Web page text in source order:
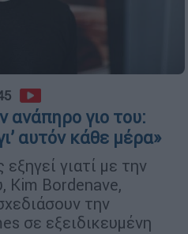
ανάπηρο γιο του:
αυτόν κάθε μέρα»
γιατί με την
Kim Bordenave,
την
σε εξειδικευμένη